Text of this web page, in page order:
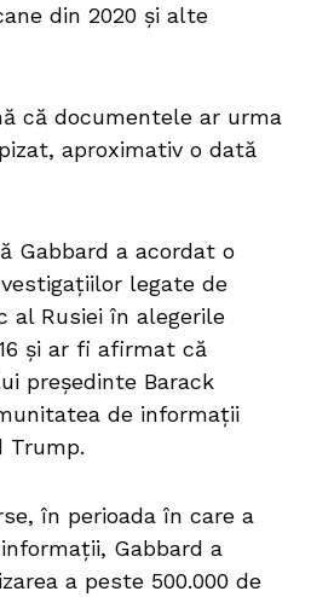
din 2020 și alte
că documentele ar urma
aproximativ o dată
Gabbard a acordat o
legate de
al Rusiei în alegerile
și ar fi afirmat că
președinte Barack
de informații
Trump.
în perioada în care a
Gabbard a
a peste 500.000 de